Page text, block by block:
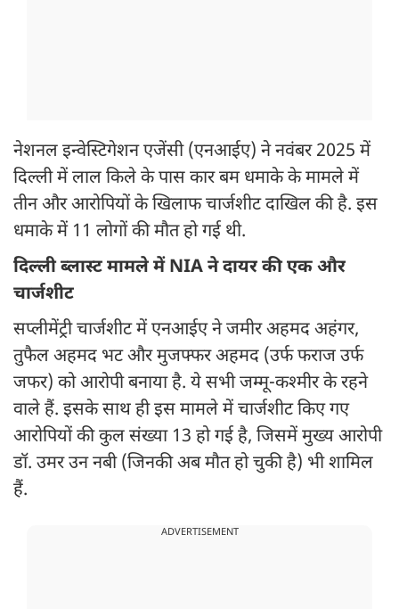
नेशनल इन्वेस्टिगेशन एजेंसी (एनआईए) ने नवंबर 2025 में
दिल्ली में लाल किले के पास कार बम धमाके के मामले में
तीन और आरोपियों के खिलाफ चार्जशीट दाखिल की है. इस
धमाके में 11 लोगों की मौत हो गई थी.
दिल्ली ब्लास्ट मामले में NIA ने दायर की एक और
चार्जशीट
सप्लीमेंट्री चार्जशीट में एनआईए ने जमीर अहमद अहंगर,
तुफैल अहमद भट और मुजफ्फर अहमद (उर्फ फराज उर्फ ​​
जफर) को आरोपी बनाया है. ये सभी जम्मू-कश्मीर के रहने
वाले हैं. इसके साथ ही इस मामले में चार्जशीट किए गए
आरोपियों की कुल संख्या 13 हो गई है, जिसमें मुख्य आरोपी
डॉ. उमर उन नबी (जिनकी अब मौत हो चुकी है) भी शामिल
हैं.
ADVERTISEMENT